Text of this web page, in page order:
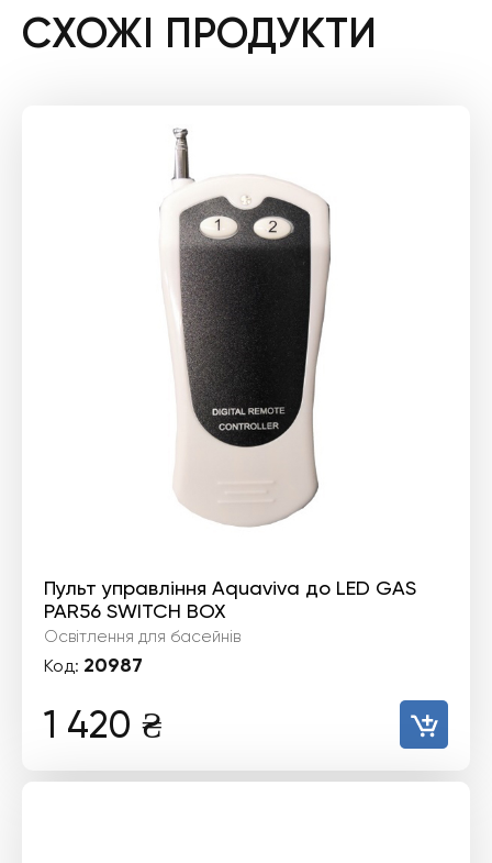
СХОЖІ ПРОДУКТИ
Пульт управління Aquaviva до LED GAS
PAR56 SWITCH BOX
Освітлення для басейнів
Код: 20987
1 420 ₴